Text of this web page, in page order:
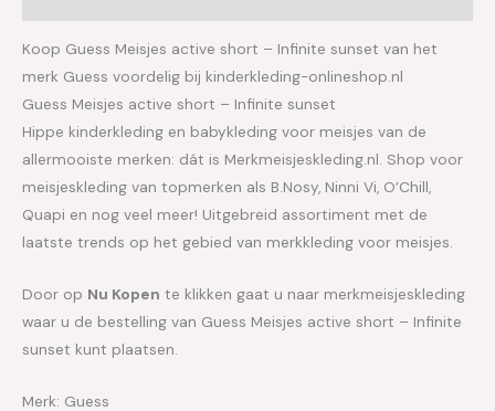
Koop Guess Meisjes active short – Infinite sunset van het
merk Guess voordelig bij kinderkleding-onlineshop.nl
Guess Meisjes active short – Infinite sunset
Hippe kinderkleding en babykleding voor meisjes van de
allermooiste merken: dát is Merkmeisjeskleding.nl. Shop voor
meisjeskleding van topmerken als B.Nosy, Ninni Vi, O’Chill,
Quapi en nog veel meer! Uitgebreid assortiment met de
laatste trends op het gebied van merkkleding voor meisjes.
Door op Nu Kopen te klikken gaat u naar merkmeisjeskleding
waar u de bestelling van Guess Meisjes active short – Infinite
sunset kunt plaatsen.
Merk: Guess